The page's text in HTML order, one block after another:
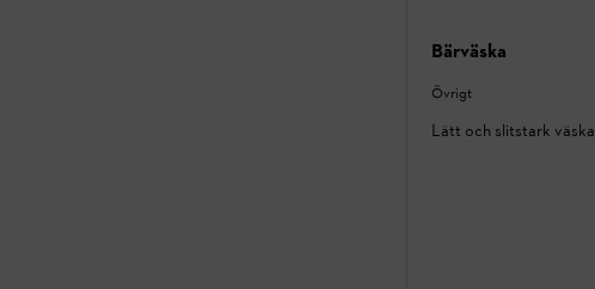
Bärväska
Övrigt
Lätt och slitstark väska